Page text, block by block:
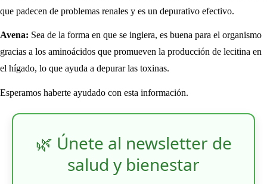
que padecen de problemas renales y es un depurativo efectivo.
Avena: Sea de la forma en que se ingiera, es buena para el organismo
gracias a los aminoácidos que promueven la producción de lecitina en
el hígado, lo que ayuda a depurar las toxinas.
Esperamos haberte ayudado con esta información.
🌿 Únete al newsletter de
salud y bienestar